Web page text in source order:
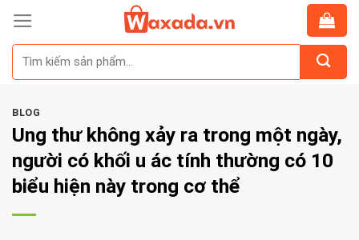
Skip
content
BLOG
Ung thư không xảy ra trong một ngày,
người có khối u ác tính thường có 10
biểu hiện này trong cơ thể